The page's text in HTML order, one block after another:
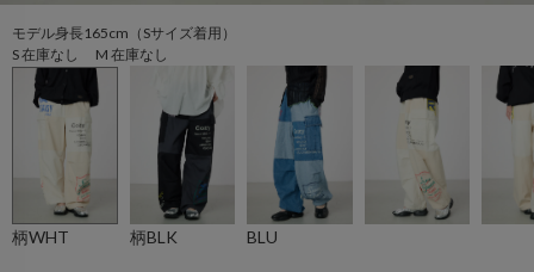
モデル身長165cm（Sサイズ着用）
S 在庫なし M 在庫なし
柄WHT 柄BLK BLU